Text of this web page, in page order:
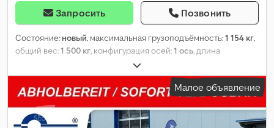
Запросить Позвонить
Состояние: новый, максимальная грузоподъёмность:1 154 кг,
общий вес:1 500 кг, конфигурация осей:1 ось, длина
, ширина пространства для
загрузки:150 мм, высота грузового отсека:30 мм,
Малое объявление